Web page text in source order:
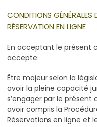
CONDITIONS GÉNÉRALES
RÉSERVATION EN LIGNE
En acceptant le présent
accepte:
Être majeur selon la
avoir la pleine capacité
s’engager par le
avoir compris la
Réservations en ligne et